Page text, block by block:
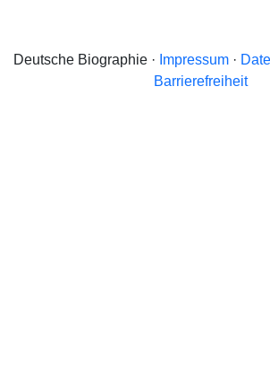
Deutsche Biographie · Impressum·
Barrierefreiheit